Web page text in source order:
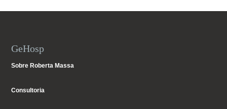
GeHosp
Sobre Roberta Massa
Consultoria